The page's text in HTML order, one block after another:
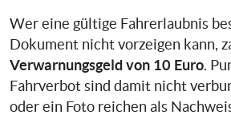
Wer eine gültige Fahrerlaubnis
Dokument nicht vorzeigen kann,
Verwarnungsgeld von 10 Euro.
Fahrverbot sind damit nicht
oder ein Foto reichen als